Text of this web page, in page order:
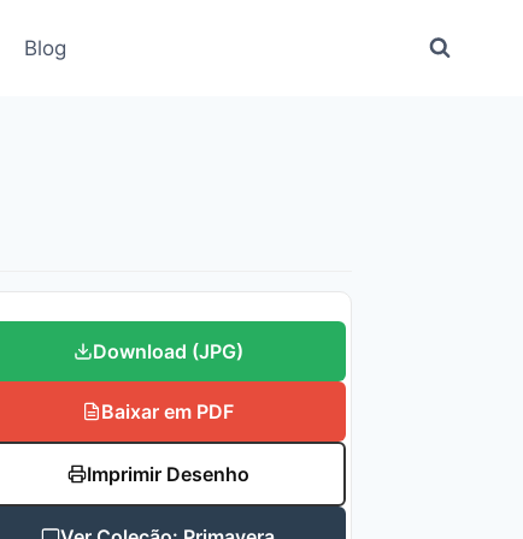
Blog
Download (JPG)
Baixar em PDF
Imprimir Desenho